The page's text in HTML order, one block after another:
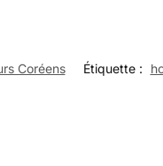
Coréens Étiquette :